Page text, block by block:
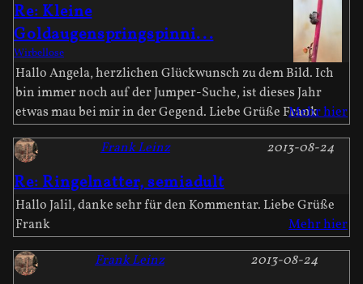
Re: Kleine
Goldaugenspringspinni...
Wirbellose
Hallo Angela, herzlichen Glückwunsch zu dem Bild. Ich
bin immer noch auf der Jumper-Suche, ist dieses Jahr
etwas mau bei mir in der Gegend. Liebe Grüße FrankMehr hier
Re: Ringelnatter, semiadult
2013-08-24
Frank Leinz
Hallo Jalil, danke sehr für den Kommentar. Liebe Grüße
Frank
Mehr hier
2013-08-24
Frank Leinz